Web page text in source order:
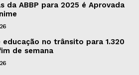
da ABBP para 2025 é Aprovada
no trânsito para 1.320
de semana